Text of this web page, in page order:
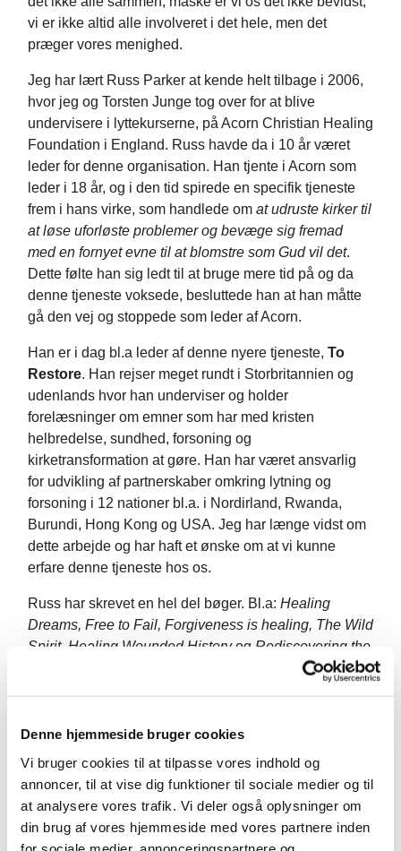
Denne hjemmeside bruger cookies
Vi bruger cookies til at tilpasse vores indhold og
annoncer, til at vise dig funktioner til sociale medier og til
at analysere vores trafik. Vi deler også oplysninger om
din brug af vores hjemmeside med vores partnere inden
vi er ikke altid alle involveret i det hele, men det
præger vores menighed.
Jeg har lært Russ Parker at kende helt tilbage i 2006,
hvor jeg og Torsten Junge tog over for at blive
undervisere i lyttekurserne, på Acorn Christian Healing
Foundation i England. Russ havde da i 10 år været
leder for denne organisation. Han tjente i Acorn som
leder i 18 år, og i den tid spirede en specifik tjeneste
frem i hans virke, som handlede om at udruste kirker til
at løse uforløste problemer og bevæge sig fremad
med en fornyet evne til at blomstre som Gud vil det.
Dette følte han sig ledt til at bruge mere tid på og da
denne tjeneste voksede, besluttede han at han måtte
gå den vej og stoppede som leder af Acorn.
Han er i dag bl.a leder af denne nyere tjeneste, To
Restore. Han rejser meget rundt i Storbritannien og
udenlands hvor han underviser og holder
forelæsninger om emner som har med kristen
helbredelse, sundhed, forsoning og
kirketransformation at gøre. Han har været ansvarlig
for udvikling af partnerskaber omkring lytning og
forsoning i 12 nationer bl.a. i Nordirland, Rwanda,
Burundi, Hong Kong og USA. Jeg har længe vidst om
dette arbejde og har haft et ønske om at vi kunne
erfare denne tjeneste hos os.
Russ har skrevet en hel del bøger. Bl.a: Healing
Dreams, Free to Fail, Forgiveness is healing, The Wild
Spirit, Healing Wounded Historyog Rediscovering the
Jeg har nogle af bøgerne, hvis
For 2 år siden skrev jeg og spurgte Russ om det var
muligt at have dette emne på en menighedslejr, som jo
ikke er en konference, men en weekend med
fællesskab og meget andet end undervisning og
forbøn. Og jeg spurgte om han var villig til at komme